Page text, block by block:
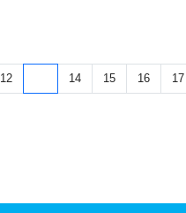
12 14 15 16 17